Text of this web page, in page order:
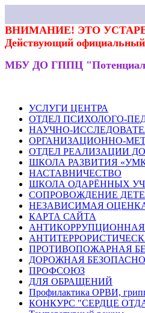
ВНИМАНИЕ! ЭТО
Действующий официальный
МБУ ДО ГППЦ
УСЛУГИ ЦЕНТРА
ОТДЕЛ ПСИХОЛОГО-
НАУЧНО-
ОРГАНИЗАЦИОННО-
ОТДЕЛ РЕАЛИЗАЦИИ
ШКОЛА РАЗВИТИЯ
НАСТАВНИЧЕСТВО
ШКОЛА ОДАРЁННЫХ
СОПРОВОЖДЕНИЕ
НЕЗАВИСИМАЯ
КАРТА САЙТА
ПРОТИВОПОЖАРНАЯ
ДОРОЖНАЯ
ПРОФСОЮЗ
ДЛЯ ОБРАЩЕНИЙ
Профилактика ОРВИ,
КОНКУРС "СЕРДЦЕ